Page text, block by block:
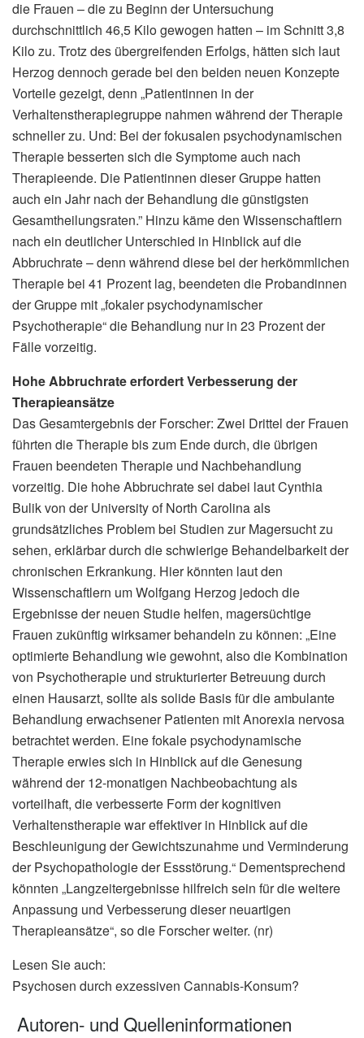
die Frauen – die zu Beginn der Untersuchung
durchschnittlich 46,5 Kilo gewogen hatten – im Schnitt 3,8
Kilo zu. Trotz des übergreifenden Erfolgs, hätten sich laut
Herzog dennoch gerade bei den beiden neuen Konzepte
Vorteile gezeigt, denn „Patientinnen in der
Verhaltenstherapiegruppe nahmen während der Therapie
schneller zu. Und: Bei der fokusalen psychodynamischen
Therapie besserten sich die Symptome auch nach
Therapieende. Die Patientinnen dieser Gruppe hatten
auch ein Jahr nach der Behandlung die günstigsten
Gesamtheilungsraten.” Hinzu käme den Wissenschaftlern
nach ein deutlicher Unterschied in Hinblick auf die
Abbruchrate – denn während diese bei der herkömmlichen
Therapie bei 41 Prozent lag, beendeten die Probandinnen
der Gruppe mit „fokaler psychodynamischer
Psychotherapie“ die Behandlung nur in 23 Prozent der
Fälle vorzeitig.
Hohe Abbruchrate erfordert Verbesserung der
Therapieansätze
Das Gesamtergebnis der Forscher: Zwei Drittel der Frauen
führten die Therapie bis zum Ende durch, die übrigen
Frauen beendeten Therapie und Nachbehandlung
vorzeitig. Die hohe Abbruchrate sei dabei laut Cynthia
Bulik von der University of North Carolina als
grundsätzliches Problem bei Studien zur Magersucht zu
sehen, erklärbar durch die schwierige Behandelbarkeit der
chronischen Erkrankung. Hier könnten laut den
Wissenschaftlern um Wolfgang Herzog jedoch die
Ergebnisse der neuen Studie helfen, magersüchtige
Frauen zukünftig wirksamer behandeln zu können: „Eine
optimierte Behandlung wie gewohnt, also die Kombination
von Psychotherapie und strukturierter Betreuung durch
einen Hausarzt, sollte als solide Basis für die ambulante
Behandlung erwachsener Patienten mit Anorexia nervosa
betrachtet werden. Eine fokale psychodynamische
Therapie erwies sich in Hinblick auf die Genesung
während der 12-monatigen Nachbeobachtung als
vorteilhaft, die verbesserte Form der kognitiven
Verhaltenstherapie war effektiver in Hinblick auf die
Beschleunigung der Gewichtszunahme und Verminderung
der Psychopathologie der Essstörung.“ Dementsprechend
könnten „Langzeitergebnisse hilfreich sein für die weitere
Anpassung und Verbesserung dieser neuartigen
Therapieansätze“, so die Forscher weiter. (nr)
Lesen Sie auch:
Psychosen durch exzessiven Cannabis-Konsum?
Autoren- und Quelleninformationen